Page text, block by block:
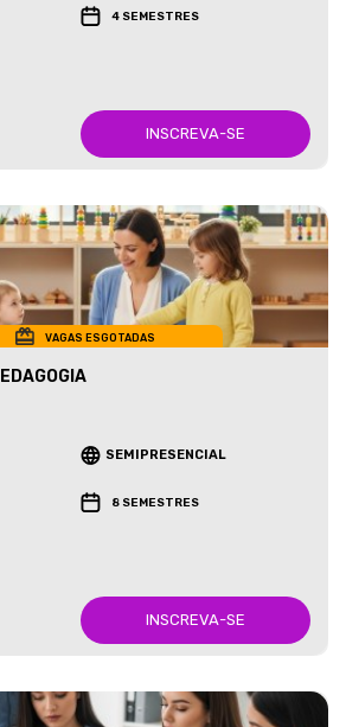
4 SEMESTRES
INSCREVA-SE
VAGAS ESGOTADAS
SEMIPRESENCIAL
8 SEMESTRES
INSCREVA-SE